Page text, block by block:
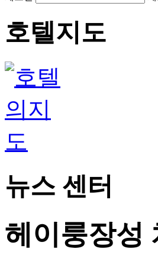
호텔지도
뉴스 센터
헤이룽장성